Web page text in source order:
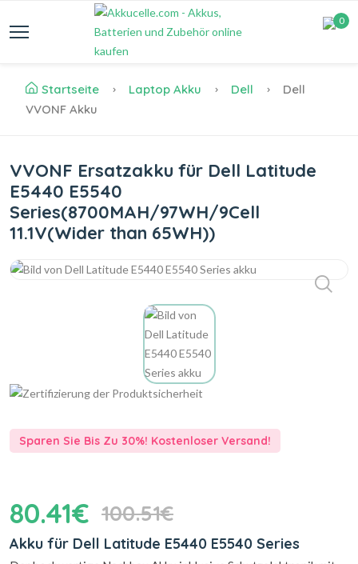
0
Startseite Laptop Akku Dell
Dell
VVONF Akku
VVONF Ersatzakku für Dell Latitude
E5440 E5540
Series(8700MAH/97WH/9Cell
11.1V(Wider than 65WH))
Sparen Sie Bis Zu 30%! Kostenloser Versand!
80.41€ 100.51€
Akku für Dell Latitude E5440 E5540 Series